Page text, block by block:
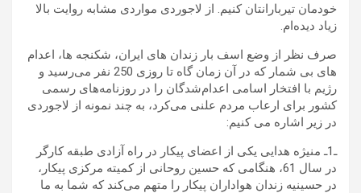
خودمان تیربارانتان کنیم. از لاجوردی مواردی مشابه روایت بالا
زیاد دیده‌ام.
صرف نظر از وضع اسف بار زندان های ایران، شکنجه ها، اعدام
های بی شمار که در آن زمان گاه تا روزی 250 نفر می‌رسید و
رژیم با افتخار اسامی اعدام‌شدگان را در روزنامه‌های رسمی
کشور برای ارعاب مردم علنی می‌کرد، به چند نمونه از لاجوردی
در زیر اشاره می کنیم:
ـ1ـ منیژه هدایی یکی از اعضای پیکار در راه آزادی طبقه کارگر
در سال 61، هنگامی که حسین روحانی از کمیته مرکزی پیکار،
در حسینیه زندان هواداران پیکار را متهم می‌کند که شما به ما